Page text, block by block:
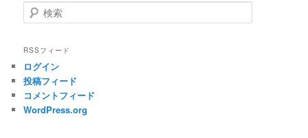
検索
RSSフィード
ログイン
投稿フィード
コメントフィード
WordPress.org